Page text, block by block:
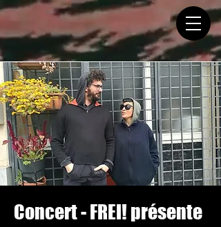
Concert - FREI! présente